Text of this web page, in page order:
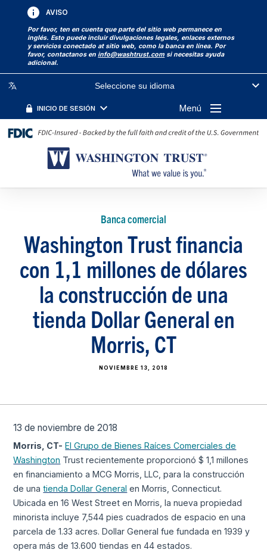
AVISO
Por favor, ten en cuenta que parte del sitio web permanece en
inglés. Esto puede incluir divulgaciones legales, enlaces externos
y servicios conectado at sitio web, como la banca en línea. Por
favor, contactanos eninfo@washtrust.com si necesitas ayuda
adicional.
Seleccione su idioma
INICIO DE SESIÓN Menú
Banca comercial
Washington Trust financia
con 1,1 millones de dólares
la construcción de una
tienda Dollar General en
Morris, CT
NOVIEMBRE 13, 2018
13 de noviembre de 2018
Morris, CT- El Grupo de Bienes Raíces Comerciales de
Washington Trust recientemente proporcionó $ 1,1 millones
en financiamiento a MCG Morris, LLC, para la construcción
de unatienda Dollar General en Morris, Connecticut.
Ubicada en 16 West Street en Morris, la nueva propiedad
minorista incluye 7,544 pies cuadrados de espacio en una
parcela de 1.33 acres. Dollar General fue fundada en 1939 y
opera más de 13.600 tiendas en 44 estados.